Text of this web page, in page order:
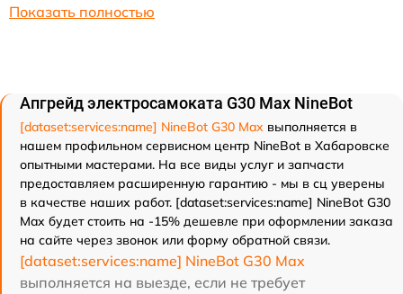
Показать полностью
Апгрейд электросамоката G30 Max NineBot
[dataset:services:name] NineBot G30 Max выполняется в
нашем профильном сервисном центр NineBot в Хабаровске
опытными мастерами. На все виды услуг и запчасти
предоставляем расширенную гарантию - мы в сц уверены
в качестве наших работ. [dataset:services:name] NineBot G30
Max будет стоить на -15% дешевле при оформлении заказа
на сайте через звонок или форму обратной связи.
[dataset:services:name] NineBot G30 Max
выполняется на выезде, если не требует